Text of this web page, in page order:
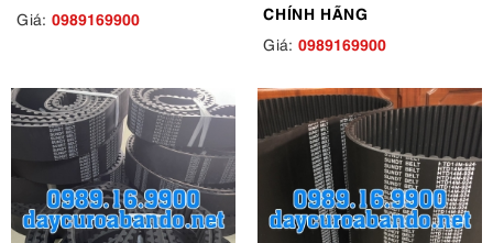
Giá: 0989169900
CHÍNH HÃNG
Giá: 0989169900